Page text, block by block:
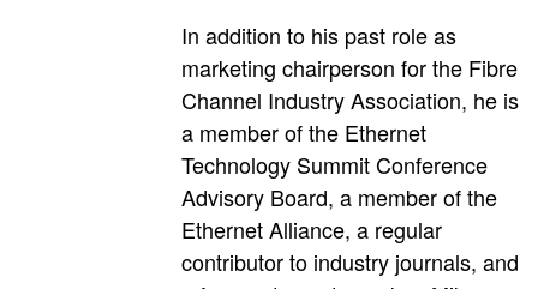
In addition to his past role as
marketing chairperson for the Fibre
Channel Industry Association, he is
a member of the Ethernet
Technology Summit Conference
Advisory Board, a member of the
Ethernet Alliance, a regular
contributor to industry journals, and